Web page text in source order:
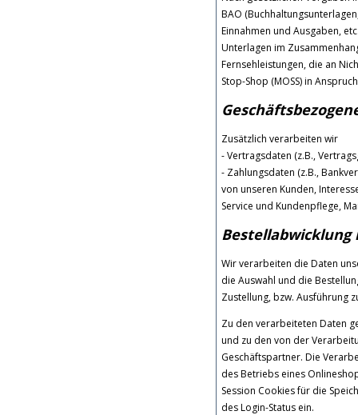
BAO
Einnahmen und Ausgaben,
Unterlagen im
Fernsehleistungen, die an
Stop-Shop (MOSS) in
Zusätzlich verarbeiten wir
- Vertragsdaten (z.B.,
- Zahlungsdaten (z.B.,
von unseren Kunden,
Service und Kundenpflege,
Wir verarbeiten die Daten
die Auswahl und die
Zustellung, bzw. Ausführung
Zu den verarbeiteten Daten
und zu den von der
Geschäftspartner. Die
des Betriebs eines
Session Cookies für die
des Login-Status ein.